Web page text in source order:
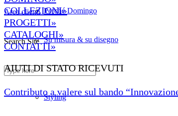
Perché Domingo
Su misura & su disegno
Divani ignifughi
Styling
Area clienti
Search Site
COLLEZIONI»
PROGETTI»
CATALOGHI»
CONTATTI»
AIUTI DI STATO RICEVUTI
Contributo a valere sul bando